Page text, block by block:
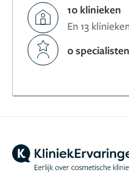
10 klinieken
En 13
0